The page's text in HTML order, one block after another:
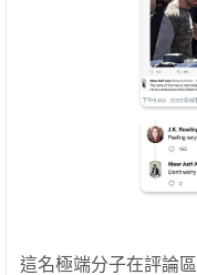
這名極端分子在評論